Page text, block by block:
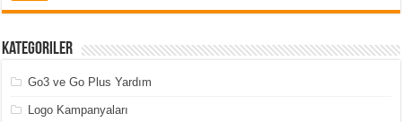
Kategoriler
Go3 ve Go Plus Yardım
Logo Kampanyaları